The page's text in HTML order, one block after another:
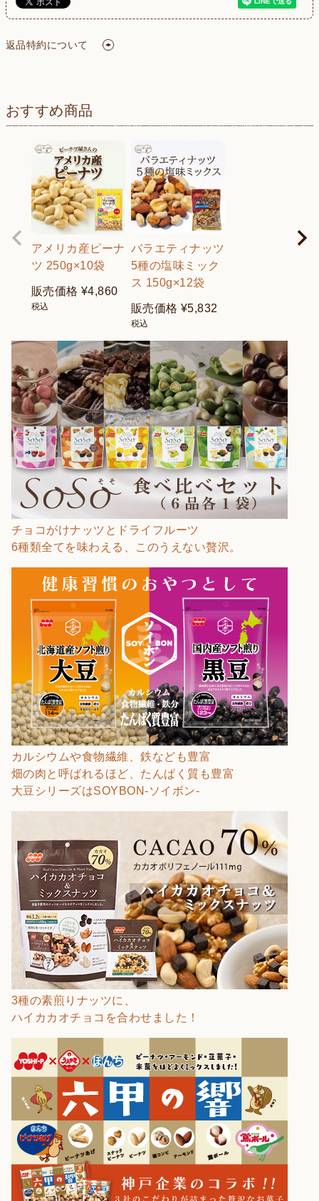
返品特約について
おすすめ商品
アメリカ産ピーナ
ツ 250g×10袋
販売価格 ¥4,860
税込
バラエティナッツ
5種の塩味ミック
ス 150g×12袋
販売価格 ¥5,832
税込
チョコがけナッツとドライフルーツ
6種類全てを味わえる、このうえない贅沢。
カルシウムや食物繊維、鉄なども豊富
畑の肉と呼ばれるほど、たんぱく質も豊富
大豆シリーズはSOYBON-ソイボン-
3種の素煎りナッツに、
ハイカカオチョコを合わせました！